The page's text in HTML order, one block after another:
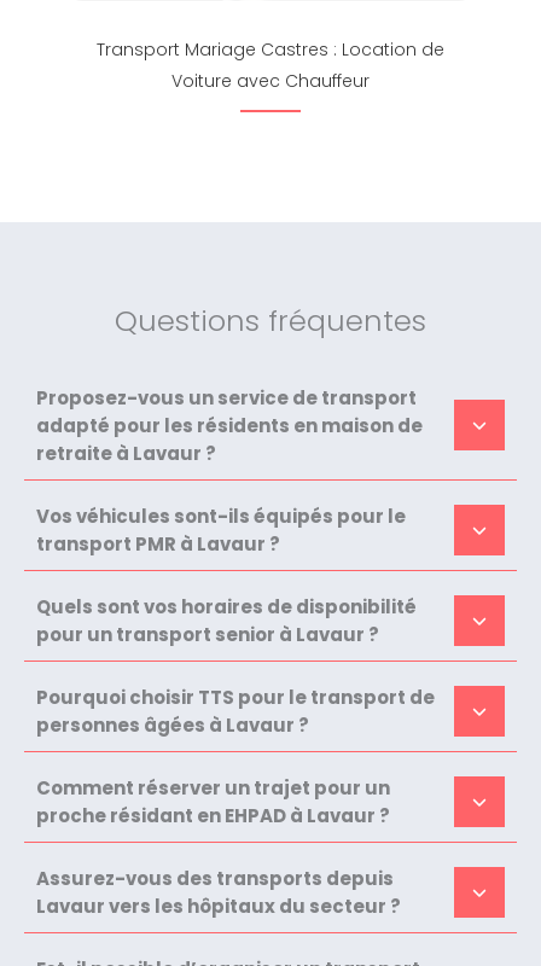
Transport Mariage Castres : Location de
Voiture avec Chauffeur
Questions fréquentes
Proposez-vous un service de transport
adapté pour les résidents en maison de
retraite à Lavaur ?
Vos véhicules sont-ils équipés pour le
transport PMR à Lavaur ?
Quels sont vos horaires de disponibilité
pour un transport senior à Lavaur ?
Pourquoi choisir TTS pour le transport de
personnes âgées à Lavaur ?
Comment réserver un trajet pour un
proche résidant en EHPAD à Lavaur ?
Assurez-vous des transports depuis
Lavaur vers les hôpitaux du secteur ?